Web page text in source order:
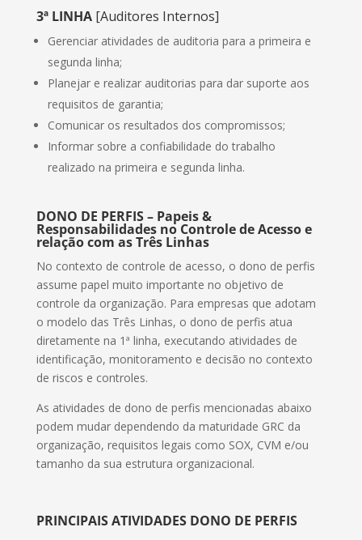
3ª LINHA [Auditores Internos]
Gerenciar atividades de auditoria para a primeira e
segunda linha;
Planejar e realizar auditorias para dar suporte aos
requisitos de garantia;
Comunicar os resultados dos compromissos;
Informar sobre a confiabilidade do trabalho
realizado na primeira e segunda linha.
DONO DE PERFIS – Papeis &
Responsabilidades no Controle de Acesso e
relação com as Três Linhas
No contexto de controle de acesso, o dono de perfis
assume papel muito importante no objetivo de
controle da organização. Para empresas que adotam
o modelo das Três Linhas, o dono de perfis atua
diretamente na 1ª linha, executando atividades de
identificação, monitoramento e decisão no contexto
de riscos e controles.
As atividades de dono de perfis mencionadas abaixo
podem mudar dependendo da maturidade GRC da
organização, requisitos legais como SOX, CVM e/ou
tamanho da sua estrutura organizacional.
PRINCIPAIS ATIVIDADES DONO DE PERFIS